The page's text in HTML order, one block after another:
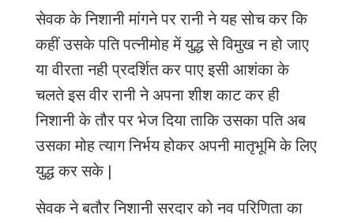
सेवक के निशानी मांगने पर रानी ने यह सोच कर कि
कहीं उसके पति पत्नीमोह में युद्ध से विमुख न हो जाए
या वीरता नही प्रदर्शित कर पाए इसी आशंका के
चलते इस वीर रानी ने अपना शीश काट कर ही
निशानी के तौर पर भेज दिया ताकि उसका पति अब
उसका मोह त्याग निर्भय होकर अपनी मातृभूमि के लिए
युद्ध कर सके|
सेवक ने बतौर निशानी सरदार को नव परिणिता का